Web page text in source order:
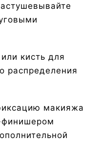
кисть для
распределения
макияжа
финишером